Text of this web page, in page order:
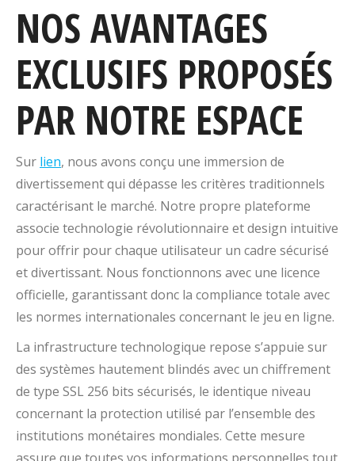
NOS AVANTAGES
EXCLUSIFS PROPOSÉS
PAR NOTRE ESPACE
Sur lien, nous avons conçu une immersion de
divertissement qui dépasse les critères traditionnels
caractérisant le marché. Notre propre plateforme
associe technologie révolutionnaire et design intuitive
pour offrir pour chaque utilisateur un cadre sécurisé
et divertissant. Nous fonctionnons avec une licence
officielle, garantissant donc la compliance totale avec
les normes internationales concernant le jeu en ligne.
La infrastructure technologique repose s’appuie sur
des systèmes hautement blindés avec un chiffrement
de type SSL 256 bits sécurisés, le identique niveau
concernant la protection utilisé par l’ensemble des
institutions monétaires mondiales. Cette mesure